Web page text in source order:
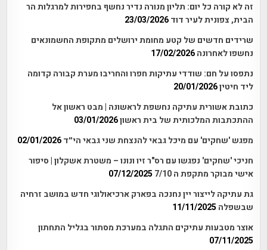
זה לא קורה כל יום: תליון מנורה נדיר נחשף בחפירות למרגלות הר
הבית, צפונית לעיר דוד 23/03/2026
שרידים חדשים של קטע מחומת ירושלים מתקופת החשמונאים
נחשפו לאחרונה 17/02/2026
נתפסו על חם: שודדי עתיקות חפרו והחריבו מערת קבורה קדומה
ליד חיטין20/01/2026
כתובת אשורית עתיקה נחשפת לראשונה | מבט ראשון אל
ההתכתבות המלכותית של בית ראשון03/01/2026
מפגש 'שחקים' עם מיכל גבאי להנצחת שני גבאי הי״ד 02/01/2026
חניכי 'שחקים' נפגשו עם רס"ר זיו ונונו – משטרת אשקלון | סיפור
אישי מבוקר מתקפת ה 7/10
07/12/2025
גת עתיקה לייצור יין נחנכה בפארק ארכיאולוגי חדש במושב זרחיה
שבשפלה 11/11/2025
אוצר מטבעות עתיקים התגלה במערכת מסתור בגליל התחתון
07/11/2025